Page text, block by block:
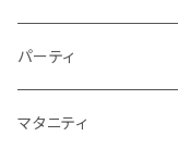
秋
冬
パーティ
マタニティ